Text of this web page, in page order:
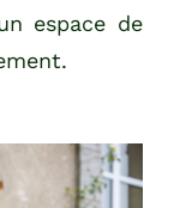
espace de